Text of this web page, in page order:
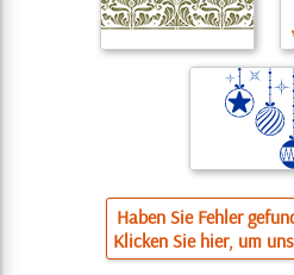
Haben Sie Fehler
Klicken Sie hier, um